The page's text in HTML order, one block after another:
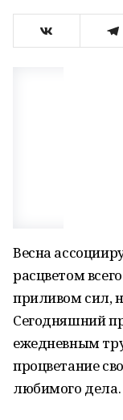
Весна
расцветом
приливом сил,
Сегодняшний
ежедневным
процветание
любимого дела.